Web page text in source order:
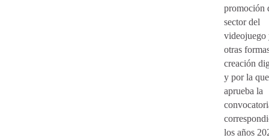
promoción
sector del
videojuego
otras
creación
y por la
aprueba la
los años